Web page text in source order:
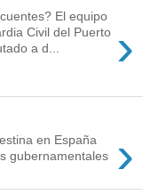
›
El equipo
Civil del Puerto
a d...
›
en España
gubernamentales